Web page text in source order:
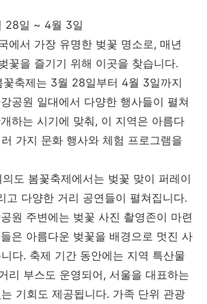
28일 ~ 4월 3일
에서 가장 유명한 벚꽃 명소로, 매년
꽃을 즐기기 위해 이곳을 찾습니다.
축제는 3월 28일부터 4월 3일까지
공원 일대에서 다양한 행사들이 펼쳐
하는 시기에 맞춰, 이 지역은 아름다
가지 문화 행사와 체험 프로그램을
의도 봄꽃축제에서는 벚꽃 맞이 퍼레이
고 다양한 거리 공연들이 펼쳐집니다.
원 주변에는 벚꽃 사진 촬영존이 마련
은 아름다운 벚꽃을 배경으로 멋진 사
다. 축제 기간 동안에는 지역 특산물
리 부스도 운영되어, 서울을 대표하는
기회도 제공됩니다. 가족 단위 관광